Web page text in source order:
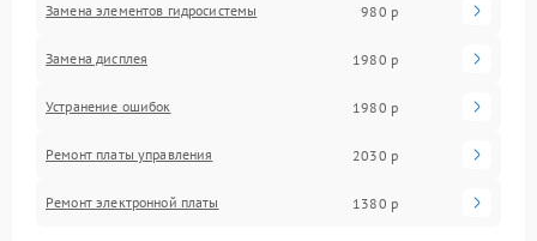
Замена элементов гидросистемы 980 р
Замена дисплея 1980 р
Устранение ошибок 1980 р
Ремонт платы управления 2030 р
Ремонт электронной платы 1380 р